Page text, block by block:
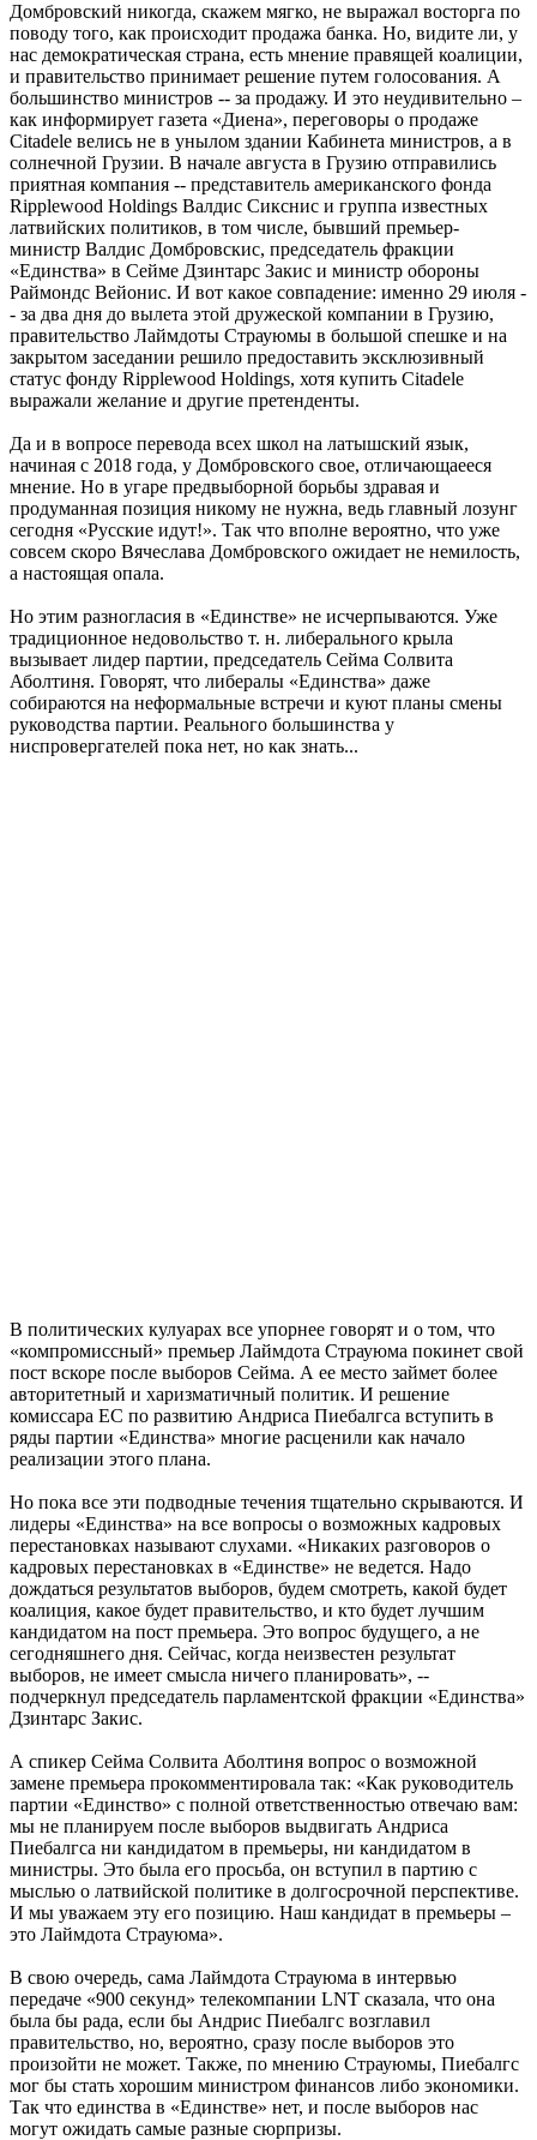
Домбровский никогда, скажем мягко, не выражал восторга по
поводу того, как происходит продажа банка. Но, видите ли, у
нас демократическая страна, есть мнение правящей коалиции,
и правительство принимает решение путем голосования. А
большинство министров -- за продажу. И это неудивительно –
как информирует газета «Диена», переговоры о продаже
Citadele велись не в унылом здании Кабинета министров, а в
солнечной Грузии. В начале августа в Грузию отправились
приятная компания -- представитель американского фонда
Ripplewood Holdings Валдис Сикснис и группа известных
латвийских политиков, в том числе, бывший премьер-
министр Валдис Домбровскис, председатель фракции
«Единства» в Сейме Дзинтарс Закис и министр обороны
Раймондс Вейонис. И вот какое совпадение: именно 29 июля -
- за два дня до вылета этой дружеской компании в Грузию,
правительство Лаймдоты Страуюмы в большой спешке и на
закрытом заседании решило предоставить эксклюзивный
статус фонду Ripplewood Holdings, хотя купить Citadele
выражали желание и другие претенденты.
Да и в вопросе перевода всех школ на латышский язык,
начиная с 2018 года, у Домбровского свое, отличающаееся
мнение. Но в угаре предвыборной борьбы здравая и
продуманная позиция никому не нужна, ведь главный лозунг
сегодня «Русские идут!». Так что вполне вероятно, что уже
совсем скоро Вячеслава Домбровского ожидает не немилость,
а настоящая опала.
Но этим разногласия в «Единстве» не исчерпываются. Уже
традиционное недовольство т. н. либерального крыла
вызывает лидер партии, председатель Сейма Солвита
Аболтиня. Говорят, что либералы «Единства» даже
собираются на неформальные встречи и куют планы смены
руководства партии. Реального большинства у
ниспровергателей пока нет, но как знать...
В политических кулуарах все упорнее говорят и о том, что
«компромиссный» премьер Лаймдота Страуюма покинет свой
пост вскоре после выборов Сейма. А ее место займет более
авторитетный и харизматичный политик. И решение
комиссара ЕС по развитию Андриса Пиебалгса вступить в
ряды партии «Единства» многие расценили как начало
реализации этого плана.
Но пока все эти подводные течения тщательно скрываются. И
лидеры «Единства» на все вопросы о возможных кадровых
перестановках называют слухами. «Никаких разговоров о
кадровых перестановках в «Единстве» не ведется. Надо
дождаться результатов выборов, будем смотреть, какой будет
коалиция, какое будет правительство, и кто будет лучшим
кандидатом на пост премьера. Это вопрос будущего, а не
сегодняшнего дня. Сейчас, когда неизвестен результат
выборов, не имеет смысла ничего планировать», --
подчеркнул председатель парламентской фракции «Единства»
Дзинтарс Закис.
А спикер Сейма Солвита Аболтиня вопрос о возможной
замене премьера прокомментировала так: «Как руководитель
партии «Единство» с полной ответственностью отвечаю вам:
мы не планируем после выборов выдвигать Андриса
Пиебалгса ни кандидатом в премьеры, ни кандидатом в
министры. Это была его просьба, он вступил в партию с
мыслью о латвийской политике в долгосрочной перспективе.
И мы уважаем эту его позицию. Наш кандидат в премьеры –
это Лаймдота Страуюма».
В свою очередь, сама Лаймдота Страуюма в интервью
передаче «900 секунд» телекомпании LNT сказала, что она
была бы рада, если бы Андрис Пиебалгс возглавил
правительство, но, вероятно, сразу после выборов это
произойти не может. Также, по мнению Страуюмы, Пиебалгс
мог бы стать хорошим министром финансов либо экономики.
Так что единства в «Единстве» нет, и после выборов нас
могут ожидать самые разные сюрпризы.